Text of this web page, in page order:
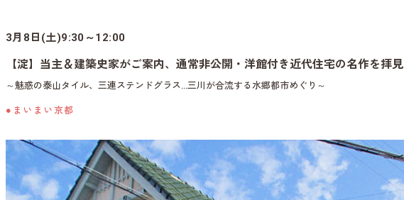
3月8日(土)9:30～12:00
【淀】当主＆建築史家がご案内、通常非公開・洋館付き近代住宅の名作を拝見
～魅惑の泰山タイル、三連ステンドグラス…三川が合流する水郷都市めぐり～
●まいまい京都